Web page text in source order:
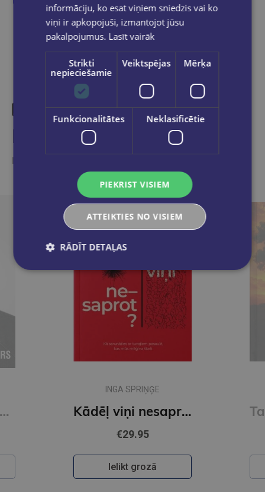
Dalies sociālajos tīklos:
Līdzīgas preces
Ieskaties, varbūt noder
Esi noderīgs. 7 padomi dzīvei
INGA SPRIŅĢE
Kādēļ viņi nesaprot?
€29.95
Ielikt grozā
informāciju, ko esat viņiem sniedzis vai ko
viņi ir apkopojuši, izmantojot jūsu
pakalpojumus. Lasīt vairāk
Strikti
nepieciešamie
Veiktspējas Mērķa
Funkcionalitātes Neklasificētie
PIEKRIST VISIEM
ATTEIKTIES NO VISIEM
RĀDĪT DETAĻAS